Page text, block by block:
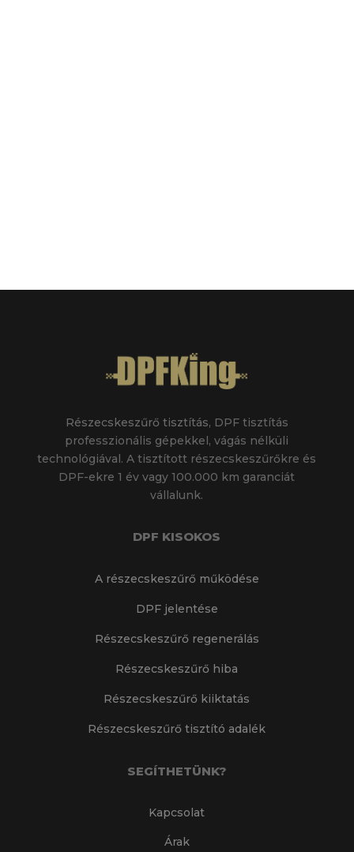
Részecskeszűrő tisztítás, DPF tisztítás
professzionális gépekkel, vágás nélküli
technológiával. A tisztított részecskeszűrőkre és
DPF-ekre 1 év vagy 100.000 km garanciát
vállalunk.
DPF KISOKOS
A részecskeszűrő működése
DPF jelentése
Részecskeszűrő regenerálás
Részecskeszűrő hiba
Részecskeszűrő kiiktatás
Részecskeszűrő tisztító adalék
SEGÍTHETÜNK?
Kapcsolat
Árak